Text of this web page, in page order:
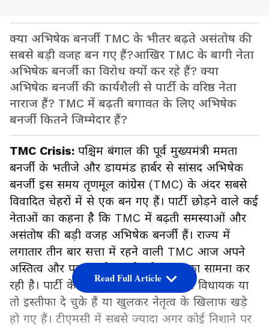
क्या अभिषेक बनर्जी TMC के भीतर बढ़ते असंतोष की
सबसे बड़ी वजह बन गए हैं?आखिर TMC के बागी नेता
अभिषेक बनर्जी का विरोध क्यों कर रहे हैं? क्या
अभिषेक बनर्जी की कार्यशैली से पार्टी के वरिष्ठ नेता
नाराज हैं? TMC में बढ़ती बगावत के लिए अभिषेक
बनर्जी कितने जिम्मेदार हैं?
TMC Crisis: पश्चिम बंगाल की पूर्व मुख्यमंत्री ममता
बनर्जी के भतीजे और डायमंड हार्बर से सांसद अभिषेक
बनर्जी इस समय तृणमूल कांग्रेस (TMC) के अंदर सबसे
विवादित चेहरों में से एक बन गए हैं। पार्टी छोड़ने वाले कई
नेताओं का कहना है कि TMC में बढ़ती समस्याओं और
असंतोष की बड़ी वजह अभिषेक बनर्जी हैं। राज्य में
लगातार तीन बार सत्ता में रहने वाली TMC आज अपने
अस्तित्व और पहचान के सबसे बड़े संकट का सामना कर
रही है। पार्टी के कई वरिष्ठ नेता, सांसद और विधायक या
तो इस्तीफा दे चुके हैं या खुलकर नेतृत्व के खिलाफ खड़े
हो गए हैं। टीएमसी में सबसे ज्यादा अगर कोई निशाने पर
Read Full Article